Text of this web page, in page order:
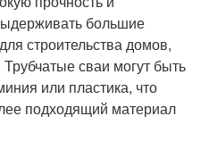
большие
строительства домов,
сваи могут быть
или пластика, что
подходящий материал